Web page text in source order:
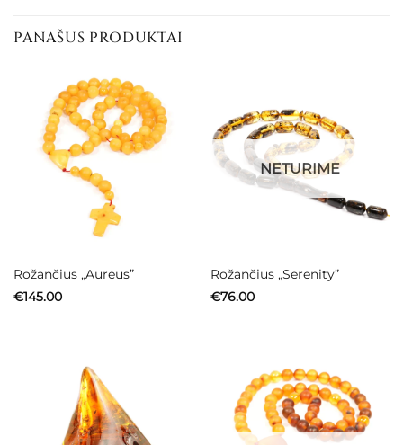
PANAŠŪS PRODUKTAI
Rožančius „Aureus”
€145.00
NETURIME
Rožančius „Serenity”
€76.00